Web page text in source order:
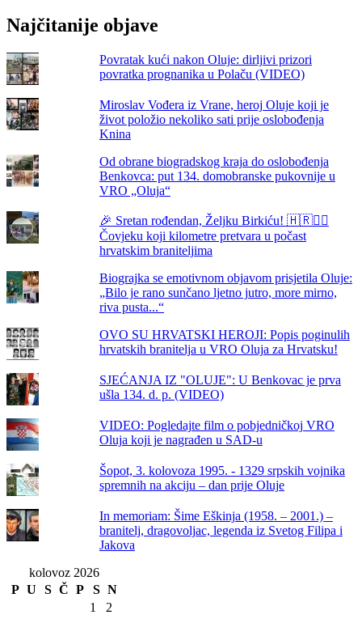
Najčitanije objave
Povratak kući nakon Oluje: dirljivi prizori
povratka prognanika u Polaču (VIDEO)
Miroslav Vođera iz Vrane, heroj Oluje koji je
život položio nekoliko sati prije oslobođenja
Knina
Od obrane biogradskog kraja do oslobođenja
Benkovca: put 134. domobranske pukovnije u
VRO „Oluja“
🎉 Sretan rođendan, Željku Birkiću! 🇭🇷🏃‍♂️
Čovjeku koji kilometre pretvara u počast
hrvatskim braniteljima
Biograjka se emotivnom objavom prisjetila Oluje:
„Bilo je rano sunčano ljetno jutro, more mirno,
riva pusta...“
OVO SU HRVATSKI HEROJI: Popis poginulih
hrvatskih branitelja u VRO Oluja za Hrvatsku!
SJEĆANJA IZ "OLUJE": U Benkovac je prva
ušla 134. d. p. (VIDEO)
VIDEO: Pogledajte film o pobjedničkoj VRO
Oluja koji je nagrađen u SAD-u
Šopot, 3. kolovoza 1995. - 1329 srpskih vojnika
spremnih na akciju – dan prije Oluje
In memoriam: Šime Eškinja (1958. – 2001.) –
branitelj, dragovoljac, legenda iz Svetog Filipa i
Jakova
kolovoz 2026
P U S Č P S N
1
2